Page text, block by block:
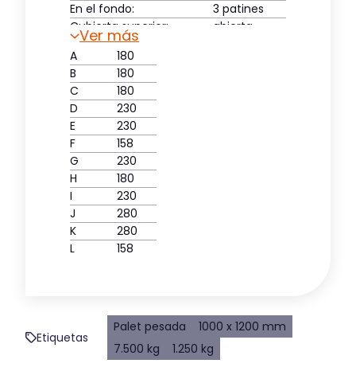
En el fondo:
3 patines
Cubierta superior:
abierta
Ver más
A
180
B
180
C
180
D
230
E
230
F
158
G
230
H
180
I
230
J
280
K
280
L
158
Etiquetas
Palet pesada
1000 x 1200 mm
7.500 kg
1.250 kg